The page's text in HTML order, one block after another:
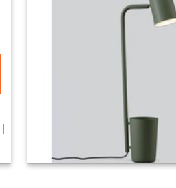
table ciemnozielona